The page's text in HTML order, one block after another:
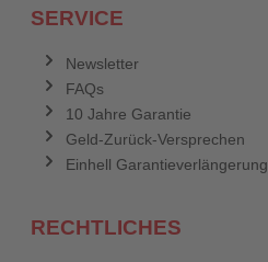
SERVICE
Newsletter
FAQs
10 Jahre Garantie
Geld-Zurück-Versprechen
Einhell Garantieverlängerung
RECHTLICHES